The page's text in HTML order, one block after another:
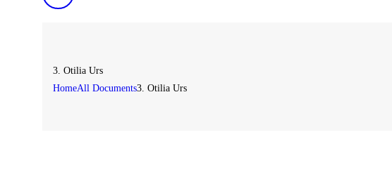
3. Otilia Urs
HomeAll Documents3. Otilia Urs